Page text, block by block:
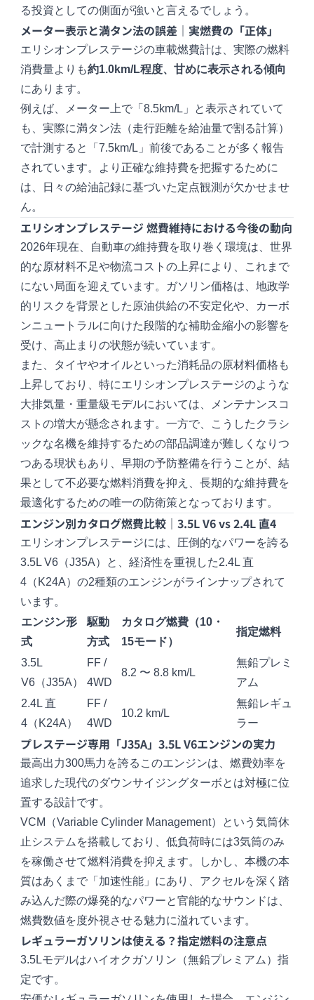
る投資としての側面が強いと言えるでしょう。
メーター表示と満タン法の誤差｜実燃費の「正体」
エリシオンプレステージの車載燃費計は、実際の燃料
消費量よりも約1.0km/L程度、甘めに表示される傾向
にあります。
例えば、メーター上で「8.5km/L」と表示されていて
も、実際に満タン法（走行距離を給油量で割る計算）
で計測すると「7.5km/L」前後であることが多く報告
されています。より正確な維持費を把握するために
は、日々の給油記録に基づいた定点観測が欠かせませ
ん。
エリシオンプレステージ 燃費維持における今後の動向
2026年現在、自動車の維持費を取り巻く環境は、世界
的な原材料不足や物流コストの上昇により、これまで
にない局面を迎えています。ガソリン価格は、地政学
的リスクを背景とした原油供給の不安定化や、カーボ
ンニュートラルに向けた段階的な補助金縮小の影響を
受け、高止まりの状態が続いています。
また、タイヤやオイルといった消耗品の原材料価格も
上昇しており、特にエリシオンプレステージのような
大排気量・重量級モデルにおいては、メンテナンスコ
ストの増大が懸念されます。一方で、こうしたクラシ
ックな名機を維持するための部品調達が難しくなりつ
つある現状もあり、早期の予防整備を行うことが、結
果として不必要な燃料消費を抑え、長期的な維持費を
最適化するための唯一の防衛策となっております。
エンジン別カタログ燃費比較｜3.5L V6 vs 2.4L 直4
エリシオンプレステージには、圧倒的なパワーを誇る
3.5L V6（J35A）と、経済性を重視した2.4L 直
4（K24A）の2種類のエンジンがラインナップされて
います。
エンジン形
式
駆動
方式
カタログ燃費（10・
15モード）
指定燃料
3.5L
V6（J35A）
FF /
4WD
8.2 〜 8.8 km/L
無鉛プレミ
アム
2.4L 直
4（K24A）
FF /
4WD
10.2 km/L
無鉛レギュ
ラー
プレステージ専用「J35A」3.5L V6エンジンの実力
最高出力300馬力を誇るこのエンジンは、燃費効率を
追求した現代のダウンサイジングターボとは対極に位
置する設計です。
VCM（Variable Cylinder Management）という気筒休
止システムを搭載しており、低負荷時には3気筒のみ
を稼働させて燃料消費を抑えます。しかし、本機の本
質はあくまで「加速性能」にあり、アクセルを深く踏
み込んだ際の爆発的なパワーと官能的なサウンドは、
燃費数値を度外視させる魅力に溢れています。
レギュラーガソリンは使える？指定燃料の注意点
3.5Lモデルはハイオクガソリン（無鉛プレミアム）指
定です。